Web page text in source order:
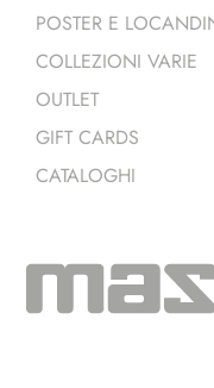
POSTER E
COLLEZIONI VARIE
OUTLET
GIFT CARDS
CATALOGHI